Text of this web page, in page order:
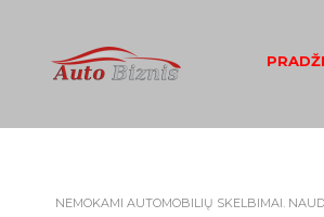
NEMOKAMI AUTOMOBILIŲ SKELBIMAI.